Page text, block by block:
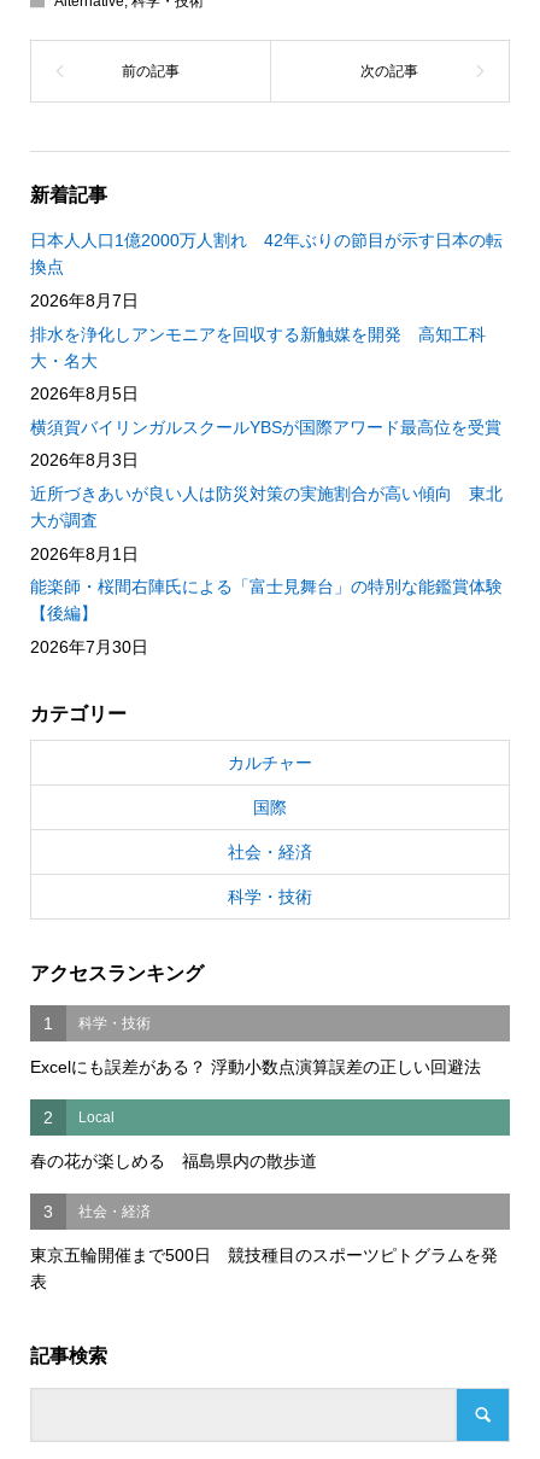
新着記事
日本人人口1億2000万人割れ 42年ぶりの節目が示す日本の転
換点
2026年8月7日
排水を浄化しアンモニアを回収する新触媒を開発 高知工科
大・名大
2026年8月5日
横須賀バイリンガルスクールYBSが国際アワード最高位を受賞
2026年8月3日
近所づきあいが良い人は防災対策の実施割合が高い傾向 東北
大が調査
2026年8月1日
能楽師・桜間右陣氏による「富士見舞台」の特別な能鑑賞体験
【後編】
2026年7月30日
カテゴリー
カルチャー
国際
社会・経済
科学・技術
アクセスランキング
1 科学・技術
Excelにも誤差がある？ 浮動小数点演算誤差の正しい回避法
2 Local
春の花が楽しめる 福島県内の散歩道
3 社会・経済
東京五輪開催まで500日 競技種目のスポーツピトグラムを発
表
記事検索